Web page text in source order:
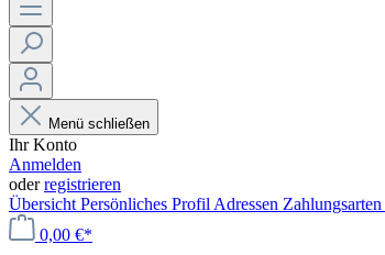
Menü schließen
Ihr Konto
Anmelden
oderregistrieren
Übersicht Persönliches Profil Adressen Zahlungsarten
0,00 €*